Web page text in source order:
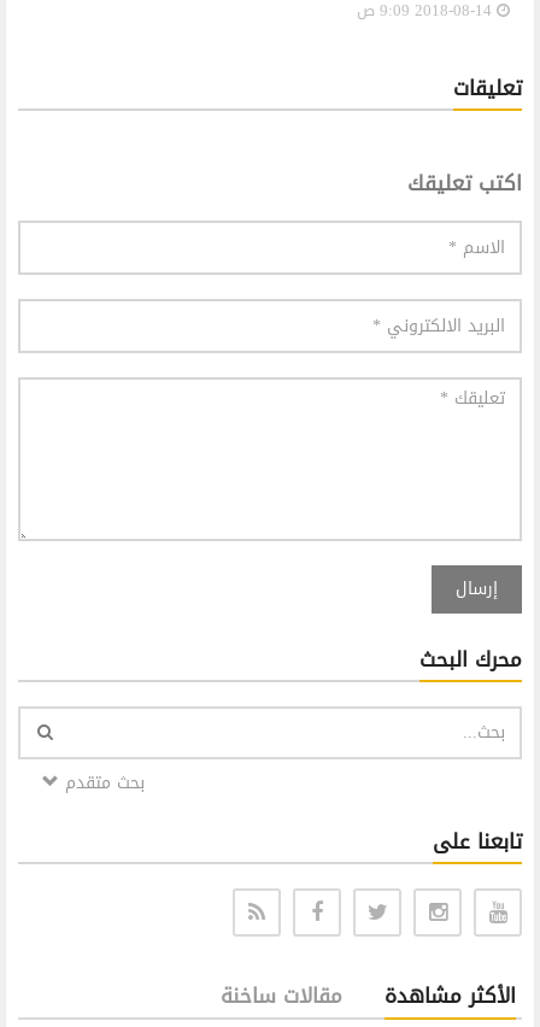
تعليقات
اكتب تعليقك
إرسال
محرك البحث
بحث متقدم
تابعنا على
الأكثر مشاهدة مقالات ساخنة